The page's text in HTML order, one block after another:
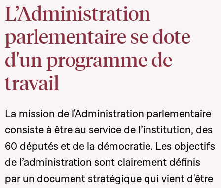
L’Administration
parlementaire se dote
d'un programme de
travail
La mission de l'Administration parlementaire
consiste à être au service de l’institution, des
60 députés et de la démocratie. Les objectifs
de l’administration sont clairement définis
par un document stratégique qui vient d'être